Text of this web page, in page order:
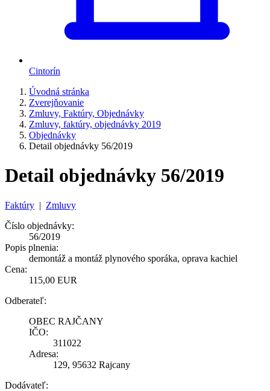
Cintorín
Úvodná stránka
Zverejňovanie
Zmluvy, Faktúry, Objednávky
Zmluvy, faktúry, objednávky 2019
Objednávky
Detail objednávky 56/2019
Detail objednávky 56/2019
Faktúry | Zmluvy
Číslo objednávky:
56/2019
Popis plnenia:
demontáž a montáž plynového sporáka, oprava kachiel
Cena:
115,00 EUR
Odberateľ:
OBEC RAJČANY
IČO:
311022
Adresa:
129, 95632 Rajcany
Dodávateľ: